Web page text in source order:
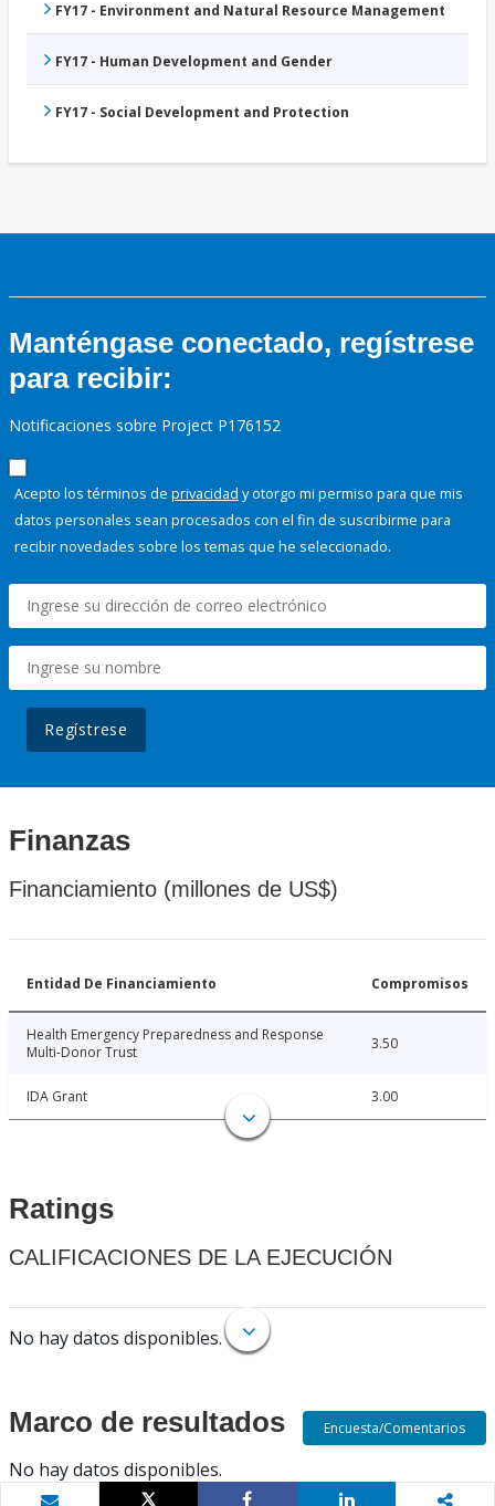
FY17 - Environment and Natural Resource Management
FY17 - Human Development and Gender
FY17 - Social Development and Protection
Manténgase conectado, regístrese
para recibir:
Notificaciones sobre Project P176152
Acepto los términos de privacidad y otorgo mi permiso para que mis
datos personales sean procesados con el fin de suscribirme para
recibir novedades sobre los temas que he seleccionado.
Regístrese
Finanzas
Financiamiento (millones de US$)
Entidad De Financiamiento Compromisos
Health Emergency Preparedness and Response
Multi-Donor Trust
3.50
IDA Grant 3.00
Ratings
CALIFICACIONES DE LA EJECUCIÓN
No hay datos disponibles.
Marco de resultados
No hay datos disponibles.
Encuesta/Comentarios